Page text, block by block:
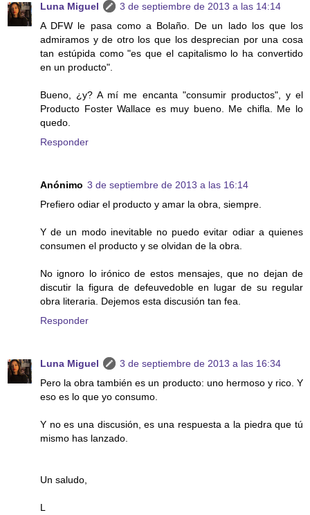
Luna Miguel
3 de septiembre de 2013 a las 14:14
A DFW le pasa como a Bolaño. De un lado los que los
admiramos y de otro los que los desprecian por una cosa
tan estúpida como "es que el capitalismo lo ha convertido
en un producto".
Bueno, ¿y? A mí me encanta "consumir productos", y el
Producto Foster Wallace es muy bueno. Me chifla. Me lo
quedo.
Responder
Anónimo 3 de septiembre de 2013 a las 16:14
Prefiero odiar el producto y amar la obra, siempre.
Y de un modo inevitable no puedo evitar odiar a quienes
consumen el producto y se olvidan de la obra.
No ignoro lo irónico de estos mensajes, que no dejan de
discutir la figura de defeuvedoble en lugar de su regular
obra literaria. Dejemos esta discusión tan fea.
Responder
Luna Miguel
3 de septiembre de 2013 a las 16:34
Pero la obra también es un producto: uno hermoso y rico. Y
eso es lo que yo consumo.
Y no es una discusión, es una respuesta a la piedra que tú
mismo has lanzado.
Un saludo,
L